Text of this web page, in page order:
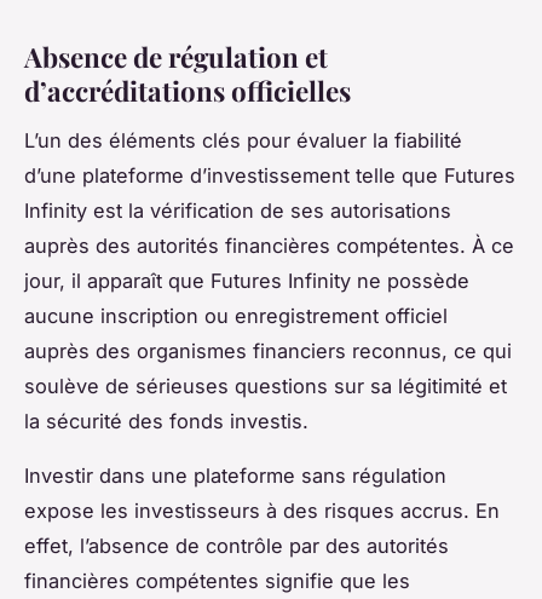
Absence de régulation et
d’accréditations officielles
L’un des éléments clés pour évaluer la fiabilité
d’une plateforme d’investissement telle que Futures
Infinity est la vérification de ses autorisations
auprès des autorités financières compétentes. À ce
jour, il apparaît que Futures Infinity ne possède
aucune inscription ou enregistrement officiel
auprès des organismes financiers reconnus, ce qui
soulève de sérieuses questions sur sa légitimité et
la sécurité des fonds investis.
Investir dans une plateforme sans régulation
expose les investisseurs à des risques accrus. En
effet, l’absence de contrôle par des autorités
financières compétentes signifie que les